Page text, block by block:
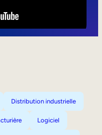
Distribution industrielle
Logiciel